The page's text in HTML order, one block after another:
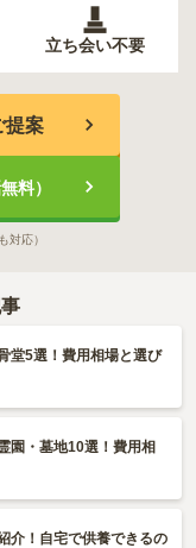
立ち会い不要
提案
料）
対応）
堂5選！費用相場と選び
園・墓地10選！費用相
介！自宅で供養できるの